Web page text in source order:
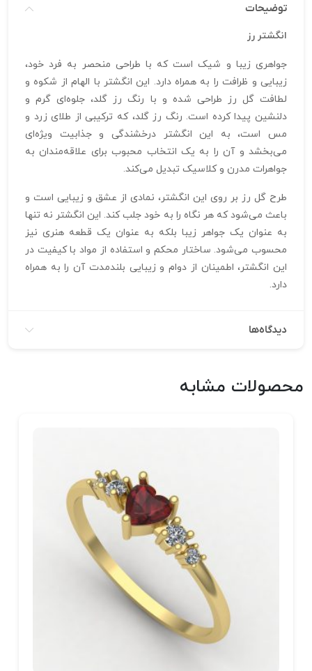
توضیحات
انگشتر رز
جواهری زیبا و شیک است که با طراحی منحصر به فرد خود،
زیبایی و ظرافت را به همراه دارد. این انگشتر با الهام از شکوه و
لطافت گل رز طراحی شده و با رنگ رز گلد، جلوه‌ای گرم و
دلنشین پیدا کرده است. رنگ رز گلد، که ترکیبی از طلای زرد و
مس است، به این انگشتر درخشندگی و جذابیت ویژه‌ای
می‌بخشد و آن را به یک انتخاب محبوب برای علاقه‌مندان به
جواهرات مدرن و کلاسیک تبدیل می‌کند.
طرح گل رز بر روی این انگشتر، نمادی از عشق و زیبایی است و
باعث می‌شود که هر نگاه را به خود جلب کند. این انگشتر نه تنها
به عنوان یک جواهر زیبا بلکه به عنوان یک قطعه هنری نیز
محسوب می‌شود. ساختار محکم و استفاده از مواد با کیفیت در
این انگشتر، اطمینان از دوام و زیبایی بلندمدت آن را به همراه
دارد.
دیدگاه‌ها
محصولات مشابه